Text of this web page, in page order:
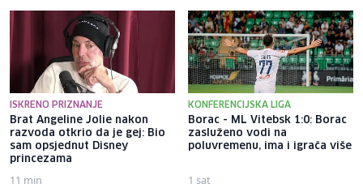
ISKRENO PRIZNANJE
Brat Angeline Jolie nakon
razvoda otkrio da je gej: Bio
sam opsjednut Disney
princezama
11 min
KONFERENCIJSKA LIGA
Borac - ML Vitebsk 1:0: Borac
zasluženo vodi na
poluvremenu, ima i igrača više
1 sat